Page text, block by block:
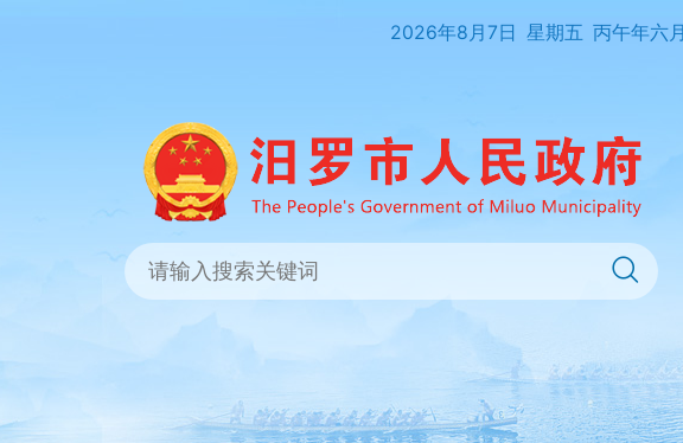
2026年8月7日 星期五 丙午年六